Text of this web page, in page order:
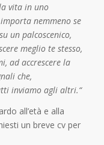
vita in uno
nemmeno se
un palcoscenico,
meglio te stesso,
ad accrescere la
che,
inviamo agli altri.“
all’età e alla
un breve cv per